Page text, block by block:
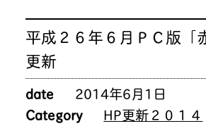
平成２６年６月ＰＣ版「
更新
date
2014年6月1日
Category
HP更新２０１４